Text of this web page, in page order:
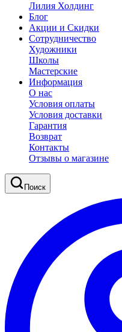
Лилия Холдинг
Блог
Акции и Скидки
Сотрудничество
Художники
Школы
Мастерские
Информация
О нас
Условия оплаты
Условия доставки
Гарантия
Возврат
Контакты
Отзывы о магазине
Поиск